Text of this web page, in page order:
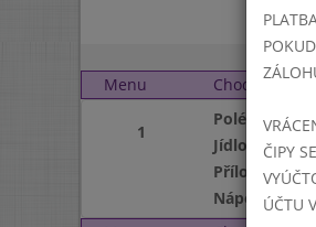
Menu
Chod
1
Polévka
Jídlo
Příloha
Nápoj
ČIPY
ÚČTU